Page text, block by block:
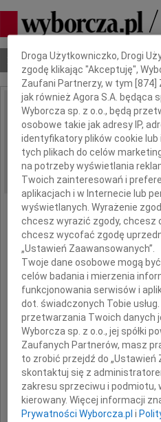
Nekrologi Odeszli Poradnik
IMIĘ I NAZWISKO:
REGION: Warszawa
DATA EMISJI: 11.06.2026
w chwili
Dbamy o Twoją prywatność
Droga Użytkowniczko, Drogi
zgodę klikając "Akceptuję",
Zaufani Partnerzy, w tym [874
jak również Agora S.A. będąca
Wyborcza sp. z o.o., będą
osobowe takie jak adresy IP,
identyfikatory plików cookie
tych plikach do celów
na potrzeby wyświetlania
Twoich zainteresowań i
aplikacjach i w Internecie lub
wyświetlanych. Wyrażenie
chcesz wyrazić zgody, chcesz
chcesz wycofać zgodę
„Ustawień Zaawansowanych”.
Twoje dane osobowe mogą
celów badania i mierzenia
funkcjonowania serwisów i
dot. świadczonych Tobie
przetwarzania Twoich danych
Wyborcza sp. z o.o., jej spółki
Zaufanych Partnerów, masz
to zrobić przejdź do „Ustawień
skontaktuj się z
zakresu sprzeciwu i podmiotu,
kierowany. Więcej informacji
Prywatności Wyborcza.pl i